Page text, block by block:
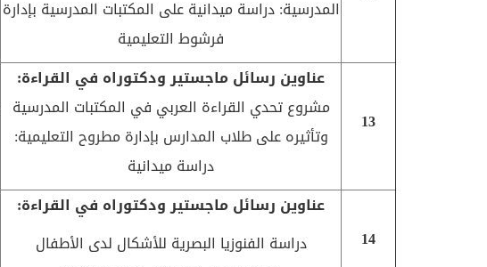
المدرسية: دراسة ميدانية على المكتبات المدرسية بإدارة
فرشوط التعليمية
13
عناوين رسائل ماجستير ودكتوراه في القراءة:
مشروع تحدي القراءة العربي في المكتبات المدرسية
وتأثيره على طلاب المدارس بإدارة مطروح التعليمية:
دراسة ميدانية
14
عناوين رسائل ماجستير ودكتوراه في القراءة:
دراسة الفنوزيا البصرية للأشكال لدى الأطفال